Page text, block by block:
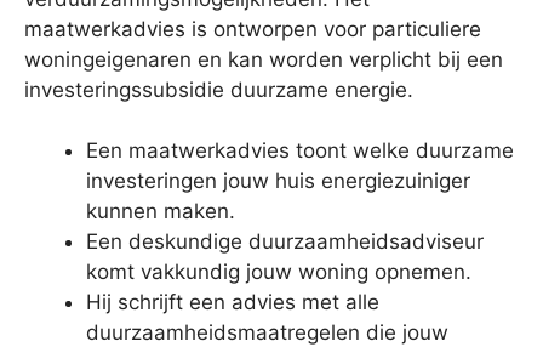
maatwerkadvies is ontworpen voor particuliere
woningeigenaren en kan worden verplicht bij een
investeringssubsidie duurzame energie.
Een maatwerkadvies toont welke duurzame
investeringen jouw huis energiezuiniger
kunnen maken.
Een deskundige duurzaamheidsadviseur
komt vakkundig jouw woning opnemen.
Hij schrijft een advies met alle
duurzaamheidsmaatregelen die jouw